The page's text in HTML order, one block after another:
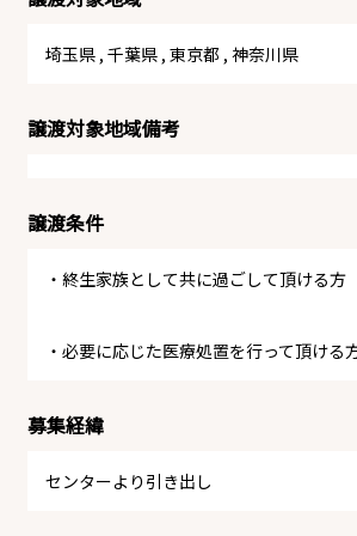
埼玉県 , 千葉県 , 東京都 , 神奈川県
譲渡対象地域備考
譲渡条件
・終生家族として共に過ごして頂ける方
・必要に応じた医療処置を行って頂ける
募集経緯
センターより引き出し